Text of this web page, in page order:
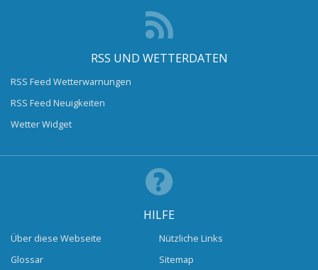
RSS UND WETTERDATEN
RSS Feed Wetterwarnungen
RSS Feed Neuigkeiten
Wetter Widget
HILFE
Über diese Webseite
Glossar
Nützliche Links
Sitemap